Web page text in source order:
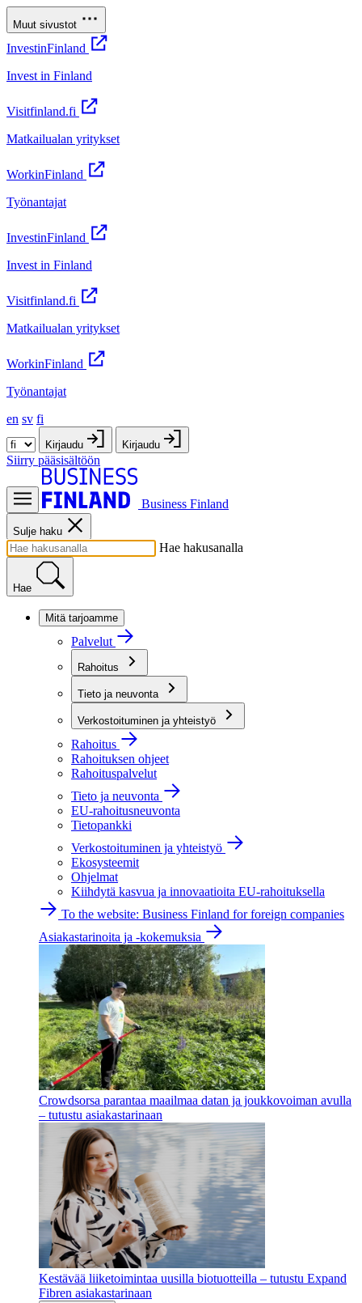
Muut sivustot
InvestinFinland
Invest in Finland
Visitfinland.fi
Matkailualan yritykset
WorkinFinland
Työnantajat
InvestinFinland
Invest in Finland
Visitfinland.fi
Matkailualan yritykset
WorkinFinland
Työnantajat
en sv fi
Kirjaudu Kirjaudu
Siirry pääsisältöön
Business Finland
Sulje haku
Hae hakusanalla
Hae
Mitä tarjoamme
Palvelut
Rahoitus
Tieto ja neuvonta
Verkostoituminen ja yhteistyö
Rahoitus
Rahoituksen ohjeet
Rahoituspalvelut
Tieto ja neuvonta
EU-rahoitusneuvonta
Tietopankki
Verkostoituminen ja yhteistyö
Ekosysteemit
Ohjelmat
Kiihdytä kasvua ja innovaatioita EU-rahoituksella
To the website: Business Finland for foreign companies
Asiakastarinoita ja -kokemuksia
Crowdsorsa parantaa maailmaa datan ja joukkovoiman avulla
– tutustu asiakastarinaan
Kestävää liiketoimintaa uusilla biotuotteilla – tutustu Expand
Fibren asiakastarinaan